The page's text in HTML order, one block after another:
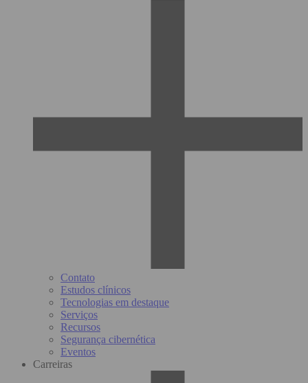
Contato
Estudos clínicos
Tecnologias em destaque
Serviços
Recursos
Segurança cibernética
Eventos
Carreiras